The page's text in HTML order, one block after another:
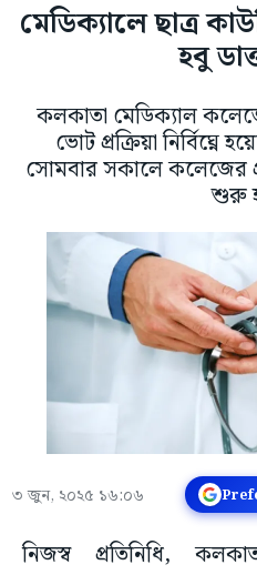
মেডিক্যালে ছাত্র
হবু
কলকাতা মেডিক্যাল
ভোট প্রক্রিয়া নির্বিঘ্নে
সোমবার সকালে কলেজের
শুরু
৩ জুন, ২০২৫ ১৬:০৬
নিজস্ব প্রতিনিধি,